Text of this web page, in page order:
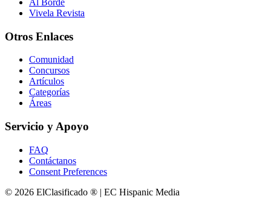
Vivela Revista
Otros Enlaces
Comunidad
Concursos
Artículos
Categorías
Áreas
Servicio y Apoyo
FAQ
Contáctanos
Consent Preferences
© 2026 ElClasificado ® | EC Hispanic Media